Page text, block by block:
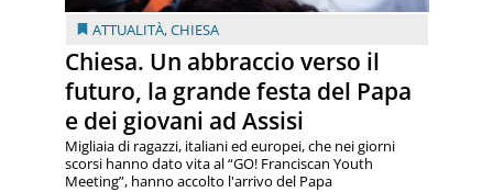
ATTUALITÀ,CHIESA
Chiesa. Un abbraccio verso il
futuro, la grande festa del Papa
e dei giovani ad Assisi
Migliaia di ragazzi, italiani ed europei, che nei giorni
scorsi hanno dato vita al “GO! Franciscan Youth
Meeting”, hanno accolto l'arrivo del Papa